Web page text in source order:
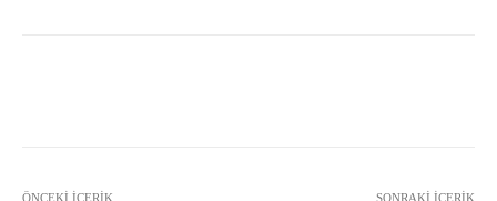
ÖNCEKI İÇERIK SONRAKI İÇERIK